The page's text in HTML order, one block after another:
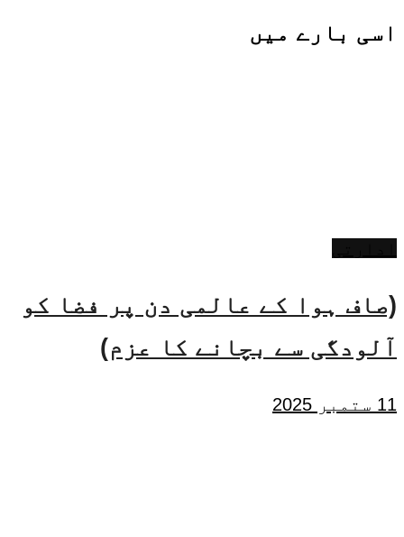
اسی بارے میں
(صاف ہوا کے عالمی دن پر فضا کو
آلودگی سے بچانے کا عزم)
11 ستمبر 2025